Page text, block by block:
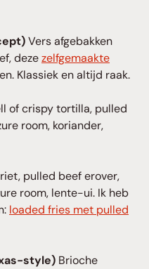
Vers afgebakken
dezezelfgemaakte
Klassiek en altijd raak.
of crispy tortilla, pulled
room, koriander,
pulled beef erover,
room, lente-ui. Ik heb
loaded fries met pulled
style) Brioche